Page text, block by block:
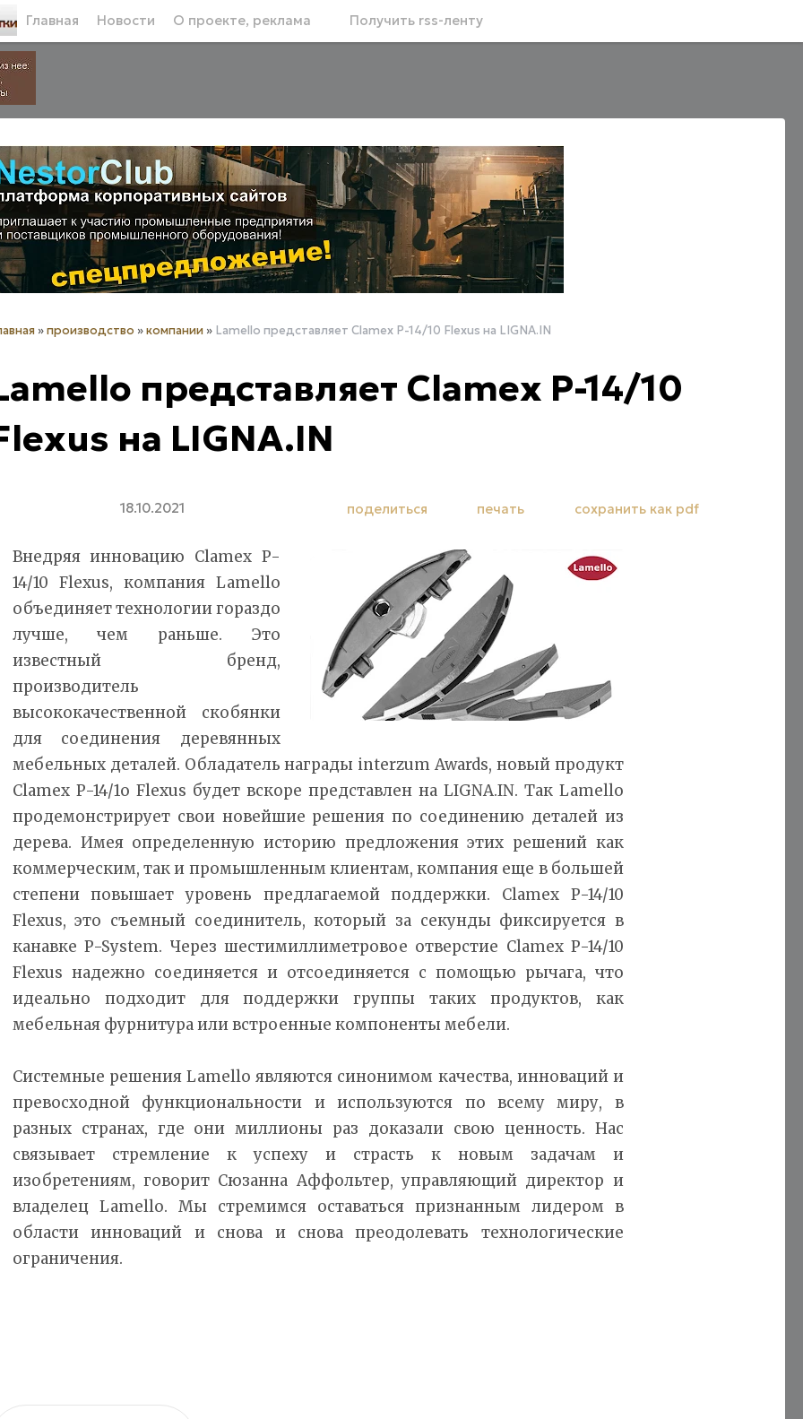
Главная Новости О проекте, реклама Получить rss-ленту
»производство »компании » Lamello представляет Clamex P-14/10 Flexus на LIGNA.IN
представляет Clamex P-14/10
на LIGNA.IN
18.10.2021 поделиться печать сохранить как pdf
Внедряя инновацию Clamex P-
14/10 Flexus, компания Lamello
объединяет технологии гораздо
лучше, чем раньше. Это
известный бренд,
производитель
высококачественной скобянки
для соединения деревянных
мебельных деталей. Обладатель награды interzum Awards, новый продукт
Clamex P-14/1o Flexus будет вскоре представлен на LIGNA.IN. Так Lamello
продемонстрирует свои новейшие решения по соединению деталей из
дерева. Имея определенную историю предложения этих решений как
коммерческим, так и промышленным клиентам, компания еще в большей
степени повышает уровень предлагаемой поддержки. Clamex P-14/10
Flexus, это съемный соединитель, который за секунды фиксируется в
канавке P-System. Через шестимиллиметровое отверстие Clamex P-14/10
Flexus надежно соединяется и отсоединяется с помощью рычага, что
идеально подходит для поддержки группы таких продуктов, как
мебельная фурнитура или встроенные компоненты мебели.
Системные решения Lamello являются синонимом качества, инноваций и
превосходной функциональности и используются по всему миру, в
разных странах, где они миллионы раз доказали свою ценность. Нас
связывает стремление к успеху и страсть к новым задачам и
изобретениям, говорит Сюзанна Аффольтер, управляющий директор и
владелец Lamello. Мы стремимся оставаться признанным лидером в
области инноваций и снова и снова преодолевать технологические
ограничения.